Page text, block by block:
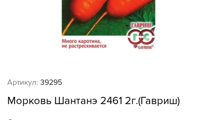
Артикул: 39295
Морковь Шантанэ 2461 2г.(Гавриш)